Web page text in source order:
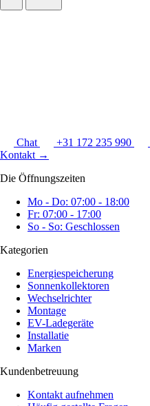
Chat +31 172 235 990
Kontakt →
Die Öffnungszeiten
Mo - Do: 07:00 - 18:00
Fr: 07:00 - 17:00
So - So: Geschlossen
Kategorien
Energiespeicherung
Sonnenkollektoren
Wechselrichter
Montage
EV-Ladegeräte
Installatie
Marken
Kundenbetreuung
Kontakt aufnehmen